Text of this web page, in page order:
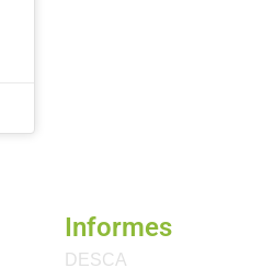
Informes
DESCA